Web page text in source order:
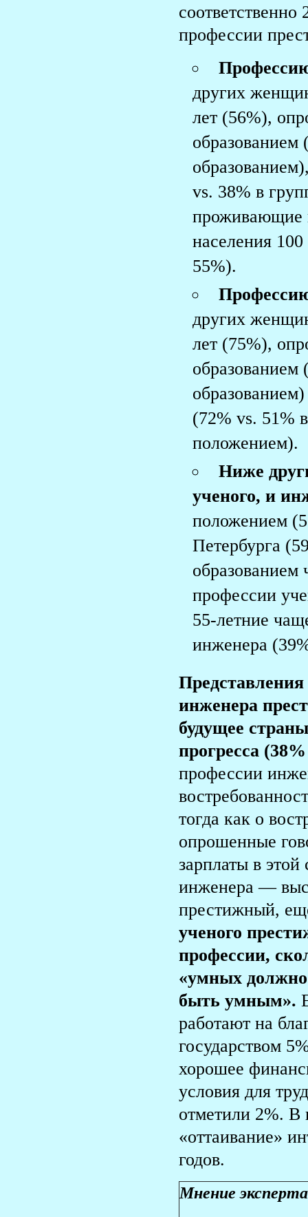
профессии
других
лет (56%),
vs. 38% в
проживающие
населения
55%).
других
лет (75%),
(72% vs. 51%
положением).
Ниже
ученого, и
положением
Петербурга
образованием
профессии
55-летние
инженера
инженера
будущее
прогресса
профессии
тогда как о
опрошенные
зарплаты в
инженера —
престижный,
ученого
профессии,
«умных
быть умным».
работают на
государством
хорошее
условия для
отметили 2%. В
«оттаивание»
годов.
Мнение